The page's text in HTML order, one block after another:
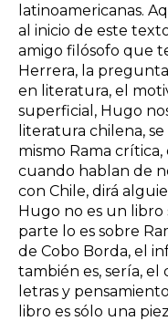
latinoamericanas.
al inicio de este
amigo filósofo que
Herrera, la
en literatura, el
superficial, Hugo
literatura chilena,
mismo Rama
cuando hablan de
con Chile, dirá
Hugo no es un
parte lo es sobre
de Cobo Borda, el
también es, sería,
letras y
libro es sólo una